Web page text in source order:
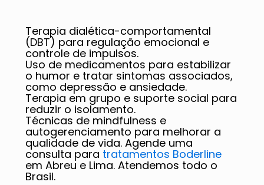
Terapia dialética-comportamental
(DBT) para regulação emocional e
controle de impulsos.
Uso de medicamentos para estabilizar
o humor e tratar sintomas associados,
como depressão e ansiedade.
Terapia em grupo e suporte social para
reduzir o isolamento.
Técnicas de mindfulness e
autogerenciamento para melhorar a
qualidade de vida. Agende uma
consulta para tratamentos Boderline
em Abreu e Lima. Atendemos todo o
Brasil.